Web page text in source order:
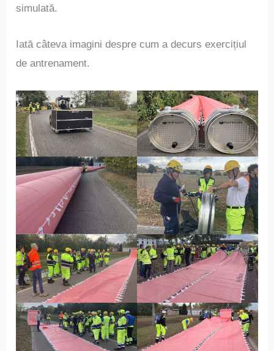
simulată.
Iată câteva imagini despre cum a decurs exercițiul
de antrenament.